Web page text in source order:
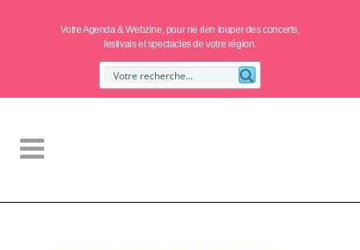
Votre Agenda & Webzine, pour ne rien louper des concerts,
festivals et spectacles de votre région.